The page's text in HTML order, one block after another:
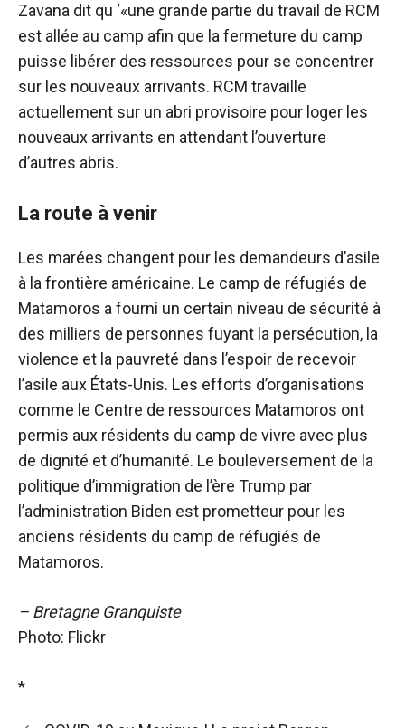
Zavana dit qu ‘«une grande partie du travail de RCM
est allée au camp afin que la fermeture du camp
puisse libérer des ressources pour se concentrer
sur les nouveaux arrivants. RCM travaille
actuellement sur un abri provisoire pour loger les
nouveaux arrivants en attendant l’ouverture
d’autres abris.
La route à venir
Les marées changent pour les demandeurs d’asile
à la frontière américaine. Le camp de réfugiés de
Matamoros a fourni un certain niveau de sécurité à
des milliers de personnes fuyant la persécution, la
violence et la pauvreté dans l’espoir de recevoir
l’asile aux États-Unis. Les efforts d’organisations
comme le Centre de ressources Matamoros ont
permis aux résidents du camp de vivre avec plus
de dignité et d’humanité. Le bouleversement de la
politique d’immigration de l’ère Trump par
l’administration Biden est prometteur pour les
anciens résidents du camp de réfugiés de
Matamoros.
– Bretagne Granquiste
Photo: Flickr
*